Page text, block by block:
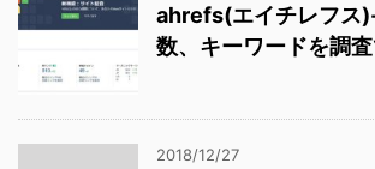
ahrefs(エイチレフス
数、キーワードを調
2018/12/27